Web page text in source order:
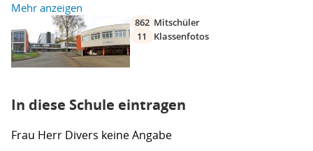
Mehr anzeigen
862 Mitschüler
11
Klassenfotos
In diese Schule eintragen
Frau Herr Divers keine Angabe